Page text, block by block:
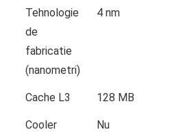
Tehnologie
de
fabricatie
(nanometri)
4 nm
Cache L3 128 MB
Cooler Nu